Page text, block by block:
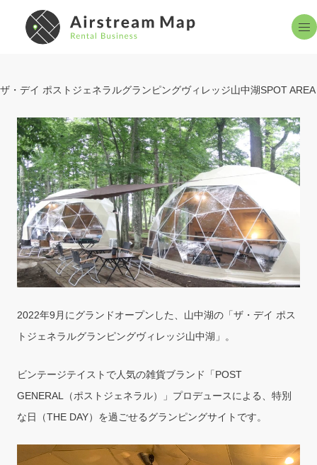
About Spot Area
Rental QA
お知らせ
News
掲載申し込み
Reception
設置までの流れ
Flow
お問い合わせ
Contact Us
ザ・デイ ポストジェネラルグランピングヴィレッジ山中湖
2022年9月にグランドオープンした、山中湖の「ザ・デイ ポス
トジェネラルグランピングヴィレッジ山中湖」。
ビンテージテイストで人気の雑貨ブランド「POST
GENERAL（ポストジェネラル）」プロデュースによる、特別
な日（THE DAY）を過ごせるグランピングサイトです。